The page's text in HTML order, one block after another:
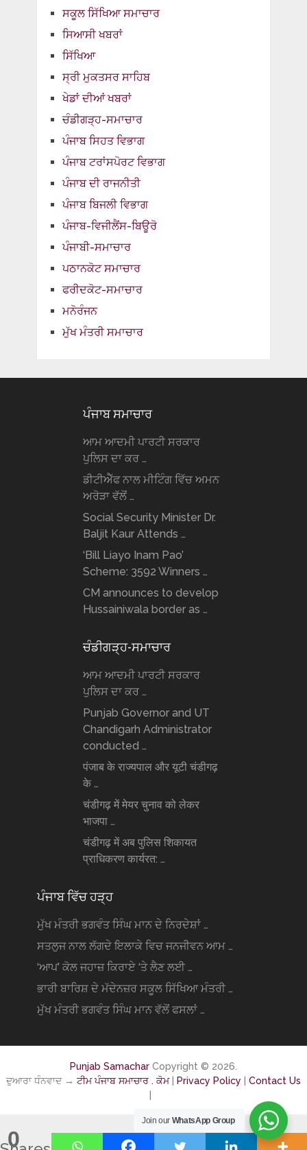
0
ਸਕੂਲ ਸਿੱਖਿਆ ਸਮਾਚਾਰ
ਸਿਆਸੀ ਖਬਰਾਂ
ਸਿੱਖਿਆ
ਸ੍ਰੀ ਮੁਕਤਸਰ ਸਾਹਿਬ
ਖੇਡਾਂ ਦੀਆਂ ਖਬਰਾਂ
ਚੰਡੀਗੜ੍ਹ-ਸਮਾਚਾਰ
ਪੰਜਾਬ ਸਿਹਤ ਵਿਭਾਗ
ਪੰਜਾਬ ਟਰਾਂਸਪੋਰਟ ਵਿਭਾਗ
ਪੰਜਾਬ ਦੀ ਰਾਜਨੀਤੀ
ਪੰਜਾਬ ਬਿਜਲੀ ਵਿਭਾਗ
ਪੰਜਾਬ-ਵਿਜੀਲੈਂਸ-ਬਿਊਰੋ
ਪੰਜਾਬੀ-ਸਮਾਚਾਰ
ਪਠਾਨਕੋਟ ਸਮਾਚਾਰ
ਫਰੀਦਕੋਟ-ਸਮਾਚਾਰ
ਮਨੋਰੰਜਨ
ਮੁੱਖ ਮੰਤਰੀ ਸਮਾਚਾਰ
ਪੰਜਾਬ ਸਮਾਚਾਰ
ਆਮ ਆਦਮੀ ਪਾਰਟੀ ਸਰਕਾਰ
ਪੁਲਿਸ ਦਾ ਕਰ …
ਡੀਟੀਐੱਫ ਨਾਲ ਮੀਟਿੰਗ ਵਿੱਚ ਅਮਨ
ਅਰੋੜਾ ਵੱਲੋਂ …
Social Security Minister Dr.
Baljit Kaur Attends …
‘Bill Liayo Inam Pao’
Scheme: 3592 Winners …
CM announces to develop
Hussainiwala border as …
ਚੰਡੀਗੜ੍ਹ-ਸਮਾਚਾਰ
ਆਮ ਆਦਮੀ ਪਾਰਟੀ ਸਰਕਾਰ
ਪੁਲਿਸ ਦਾ ਕਰ …
Punjab Governor and UT
Chandigarh Administrator
conducted …
पंजाब के राज्यपाल और यूटी चंडीगढ़
के …
चंडीगढ़ में मेयर चुनाव को लेकर
भाजपा …
चंडीगढ़ में अब पुलिस शिकायत
प्राधिकरण कार्यरत: …
ਪੰਜਾਬ ਵਿੱਚ ਹੜ੍ਹ
ਮੁੱਖ ਮੰਤਰੀ ਭਗਵੰਤ ਸਿੰਘ ਮਾਨ ਦੇ ਨਿਰਦੇਸ਼ਾਂ …
ਸਤਲੁਜ ਨਾਲ ਲੱਗਦੇ ਇਲਾਕੇ ਵਿਚ ਜਨਜੀਵਨ ਆਮ …
‘ਆਪ’ ਕੋਲ ਜਹਾਜ਼ ਕਿਰਾਏ ‘ਤੇ ਲੈਣ ਲਈ …
ਭਾਰੀ ਬਾਰਿਸ਼ ਦੇ ਮੱਦੇਨਜ਼ਰ ਸਕੂਲ ਸਿੱਖਿਆ ਮੰਤਰੀ …
ਮੁੱਖ ਮੰਤਰੀ ਭਗਵੰਤ ਸਿੰਘ ਮਾਨ ਵੱਲੋਂ ਫਸਲਾਂ …
Punjab SamacharCopyright © 2026.
ਦੁਆਰਾ ਧੰਨਵਾਦ → ਟੀਮ ਪੰਜਾਬ ਸਮਾਚਾਰ . ਕੋਮ| Privacy Policy
Contact Us
Join our WhatsApp Group